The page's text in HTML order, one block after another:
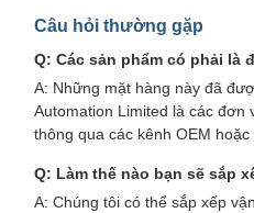
Câu hỏi thường gặp
Q: Các sản phẩm có phải là
A: Những mặt hàng này đã
Automation Limited là các đơn
thông qua các kênh OEM hoặc
Q: Làm thế nào bạn sẽ sắp
A: Chúng tôi có thể sắp xếp